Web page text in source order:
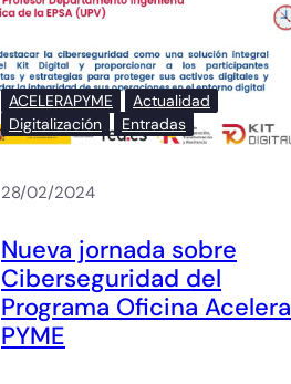
ACELERAPYME
Actualidad
Digitalización
Entradas
28/02/2024
Nueva jornada sobre
Ciberseguridad del
Programa Oficina Acelera
PYME